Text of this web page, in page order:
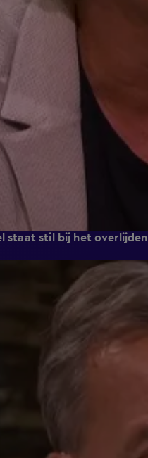
staat stil bij het